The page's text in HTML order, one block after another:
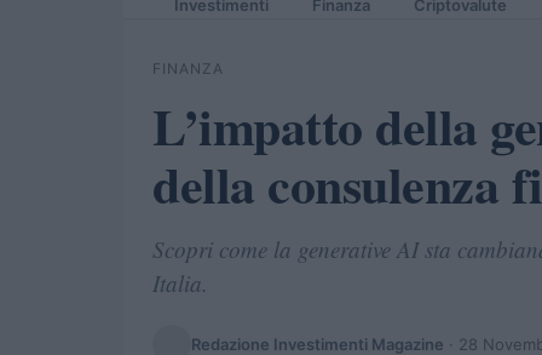
Investimenti Finanza Criptovalute
FINANZA
L’impatto della
della consulenza
Scopri come la generative AI sta
Italia.
Redazione Investimenti Magazine · 28